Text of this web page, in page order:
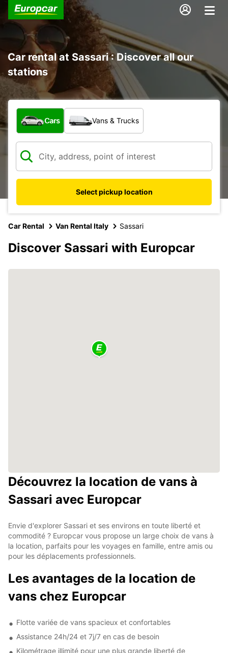
Car rental at Sassari : Discover all our
stations
What type of vehicle?
Cars Vans & Trucks
Select pickup location
Car Rental Van Rental Italy Sassari
Discover Sassari with Europcar
Découvrez la location de vans à
Sassari avec Europcar
Envie d'explorer Sassari et ses environs en toute liberté et
commodité ? Europcar vous propose un large choix de vans à
la location, parfaits pour les voyages en famille, entre amis ou
pour les déplacements professionnels.
Les avantages de la location de
vans chez Europcar
Flotte variée de vans spacieux et confortables
Assistance 24h/24 et 7j/7 en cas de besoin
Kilométrage illimité pour une plus grande liberté de